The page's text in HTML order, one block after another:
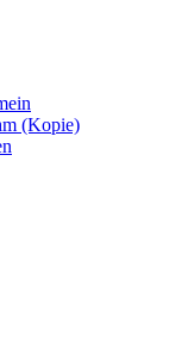
(Kopie)